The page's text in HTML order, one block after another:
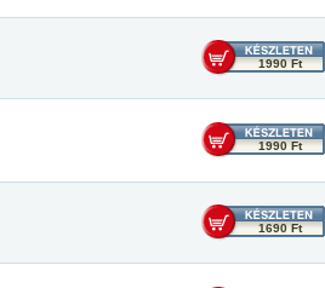
1990 Ft
1990 Ft
1690 Ft